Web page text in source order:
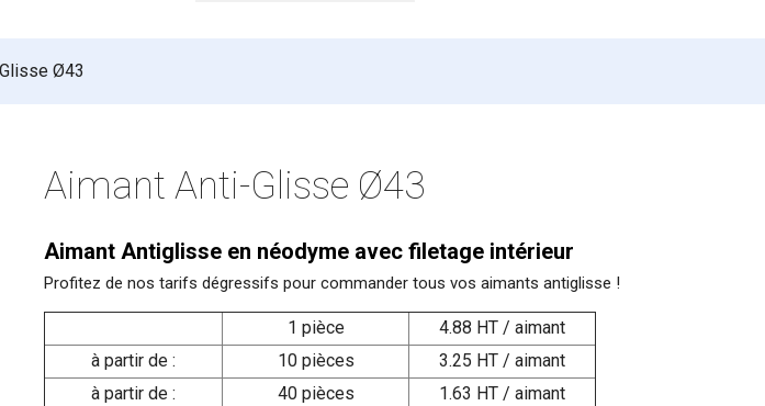
Ø43
Aimant Anti-Glisse Ø43
Aimant Antiglisse en néodyme avec filetage intérieur
Profitez de nos tarifs dégressifs pour commander tous vos aimants antiglisse !
1 pièce
4.88 HT / aimant
à partir de :
10 pièces
3.25 HT / aimant
à partir de :
40 pièces
1.63 HT / aimant